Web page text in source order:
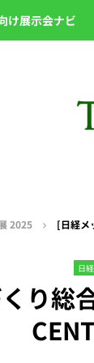
け展示会ナビ
2025 [日経メ
日
り総